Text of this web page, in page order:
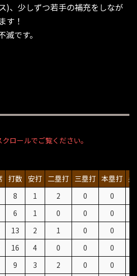
)、少しずつ若手の補充をしなが
す！
です。
打数 安打 二塁打 三塁打 本塁打
8 1 2 0
0
6 1 0 0
0
13 2 1 0
0
16 4 0 0
0
9 3 2 0
0